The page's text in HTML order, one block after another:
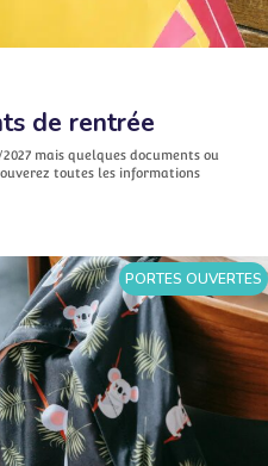
de rentrée
mais quelques documents ou
toutes les informations
PORTES OUVERTES